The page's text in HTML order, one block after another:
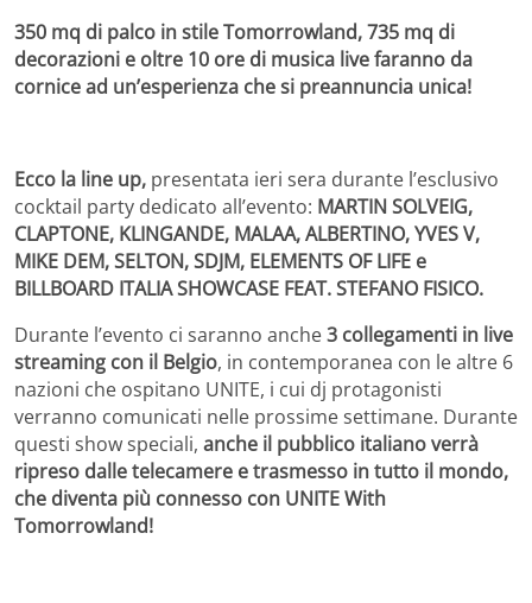
350 mq di palco in stile Tomorrowland, 735 mq di
decorazioni e oltre 10 ore di musica live faranno da
cornice ad un’esperienza che si preannuncia unica!
Ecco la line up, presentata ieri sera durante l’esclusivo
cocktail party dedicato all’evento: MARTIN SOLVEIG,
CLAPTONE, KLINGANDE, MALAA, ALBERTINO, YVES V,
MIKE DEM, SELTON, SDJM, ELEMENTS OF LIFE e
BILLBOARD ITALIA SHOWCASE FEAT. STEFANO FISICO.
Durante l’evento ci saranno anche3 collegamenti in live
streaming con il Belgio, in contemporanea con le altre 6
nazioni che ospitano UNITE, i cui dj protagonisti
verranno comunicati nelle prossime settimane. Durante
questi show speciali, anche il pubblico italiano verrà
ripreso dalle telecamere e trasmesso in tutto il mondo,
che diventa più connesso con UNITE With
Tomorrowland!